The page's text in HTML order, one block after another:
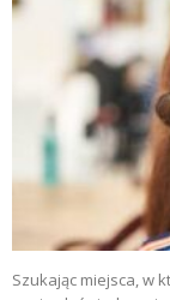
Szukając miejsca, w